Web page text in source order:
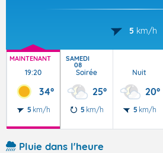
5 km/h
MAINTENANT
19:20
34°
5 km/h
SAMEDI
08
Soirée
25°
5 km/h
Nuit
20°
5 km/h
Pluie dans l'heure